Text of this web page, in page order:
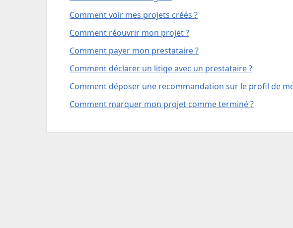
Comment voir mes projets créés ?
Comment réouvrir mon projet ?
Comment payer mon prestataire ?
Comment déclarer un litige avec un prestataire ?
Comment déposer une recommandation sur le profil de
Comment marquer mon projet comme terminé ?